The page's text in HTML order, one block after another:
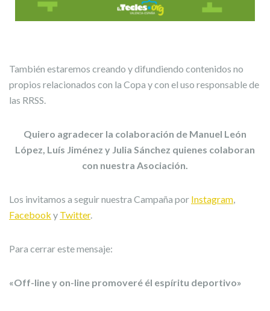
También estaremos creando y difundiendo contenidos no
propios relacionados con la Copa y con el uso responsable de
las RRSS.
Quiero agradecer la colaboración de Manuel León
López, Luís Jiménez y Julia Sánchez quienes colaboran
con nuestra Asociación.
Los invitamos a seguir nuestra Campaña por Instagram,
Facebook y Twitter.
Para cerrar este mensaje:
«Off-line y on-line promoveré él espíritu deportivo»